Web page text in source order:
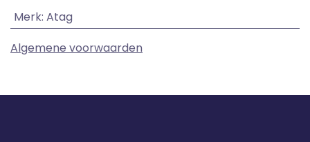
Merk: Atag
Algemene voorwaarden